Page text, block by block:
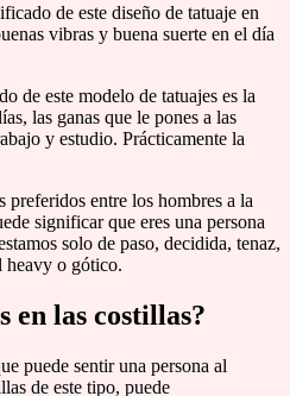
de este diseño de tatuaje en
vibras y buena suerte en el día
de este modelo de tatuajes es la
las ganas que le pones a las
y estudio. Prácticamente la
preferidos entre los hombres a la
significar que eres una persona
solo de paso, decidida, tenaz,
heavy o gótico.
en las costillas?
puede sentir una persona al
de este tipo, puede